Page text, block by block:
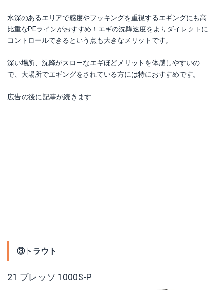
水深のあるエリアで感度やフッキングを重視するエギングにも高
比重なPEラインがおすすめ！エギの沈降速度をよりダイレクトに
コントロールできるという点も大きなメリットです。
深い場所、沈降がスローなエギほどメリットを体感しやすいの
で、大場所でエギングをされている方には特におすすめです。
広告の後に記事が続きます
③トラウト
21 プレッソ 1000S-P